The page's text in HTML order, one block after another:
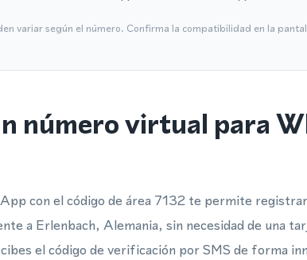
variar según el número. Confirma la compatibilidad en la
número virtual para
con el código de área 7132 te permite
a Erlenbach, Alemania, sin necesidad de una
el código de verificación por SMS de forma